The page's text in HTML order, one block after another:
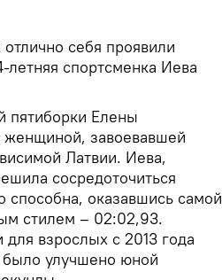
себя проявили
спортсменка Иева
пятиборки Елены
женщиной, завоевавшей
Латвии. Иева,
сосредоточиться
способна, оказавшись самой
стилем – 02:02,93.
взрослых с 2013 года
улучшено юной